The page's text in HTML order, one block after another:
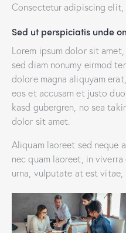
Consectetur adipiscing elit,
Sed ut perspiciatis unde
Lorem ipsum dolor sit
sed diam nonumy eirmod
dolore magna aliquyam
eos et accusam et justo
kasd gubergren, no sea
dolor sit amet.
Aliquam laoreet sed neque
nec quam laoreet, in
urna, vulputate at est vitae,